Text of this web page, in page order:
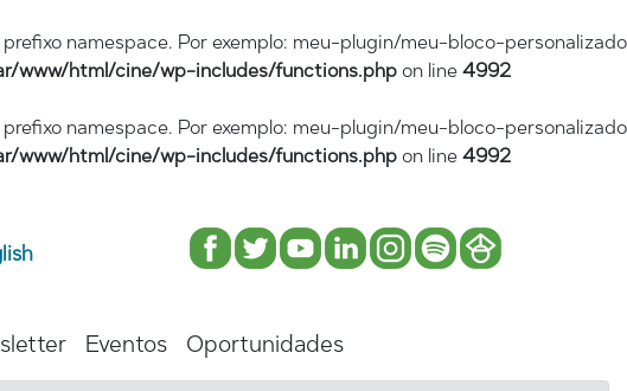
namespace. Por exemplo: meu-plugin/meu-bloco-personalizado
www/html/cine/wp-includes/functions.php on line 4992
namespace. Por exemplo: meu-plugin/meu-bloco-personalizado
www/html/cine/wp-includes/functions.php on line 4992
Eventos Oportunidades